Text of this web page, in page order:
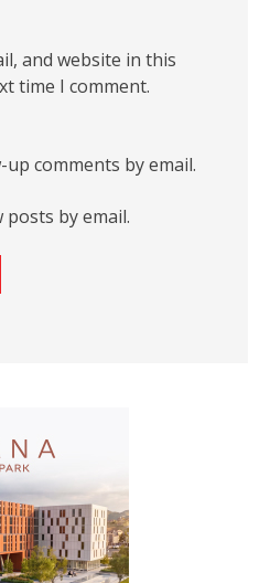
and website in this
time I comment.
comments by email.
by email.